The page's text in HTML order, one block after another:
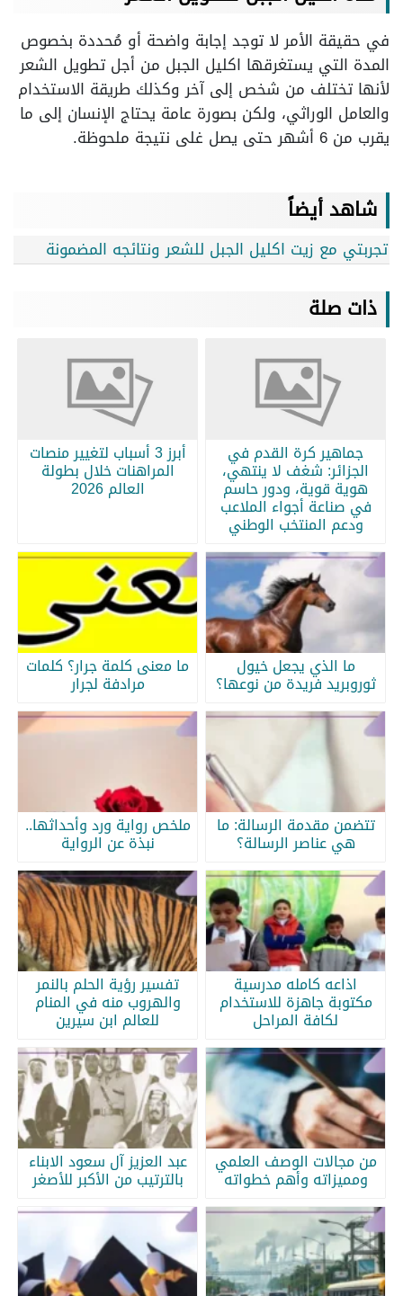
في حقيقة الأمر لا توجد إجابة واضحة أو مُحددة بخصوص
المدة التي يستغرقها اكليل الجبل من أجل تطويل الشعر
لأنها تختلف من شخص إلى آخر وكذلك طريقة الاستخدام
والعامل الوراثي، ولكن بصورة عامة يحتاج الإنسان إلى ما
يقرب من 6 أشهر حتى يصل غلى نتيجة ملحوظة.
شاهد أيضاً
تجربتي مع زيت اكليل الجبل للشعر ونتائجه المضمونة
ذات صلة
جماهير كرة القدم في
الجزائر: شغف لا ينتهي،
هوية قوية، ودور حاسم
في صناعة أجواء الملاعب
ودعم المنتخب الوطني
أبرز 3 أسباب لتغيير منصات
المراهنات خلال بطولة
العالم 2026
ما الذي يجعل خيول
ثوروبريد فريدة من نوعها؟
ما معنى كلمة جرار؟ كلمات
مرادفة لجرار
تتضمن مقدمة الرسالة: ما
هي عناصر الرسالة؟
ملخص رواية ورد وأحداثها..
نبذة عن الرواية
اذاعه كامله مدرسية
مكتوبة جاهزة للاستخدام
لكافة المراحل
تفسير رؤية الحلم بالنمر
والهروب منه في المنام
للعالم ابن سيرين
من مجالات الوصف العلمي
ومميزاته وأهم خطواته
عبد العزيز آل سعود الابناء
بالترتيب من الأكبر للأصغر